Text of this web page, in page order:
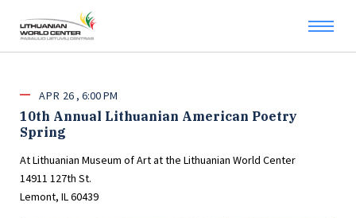
APR 26 6:00 PM
10th Annual Lithuanian American Poetry
Spring
At Lithuanian Museum of Art at the Lithuanian World Center
14911 127th St.
Lemont, IL 60439